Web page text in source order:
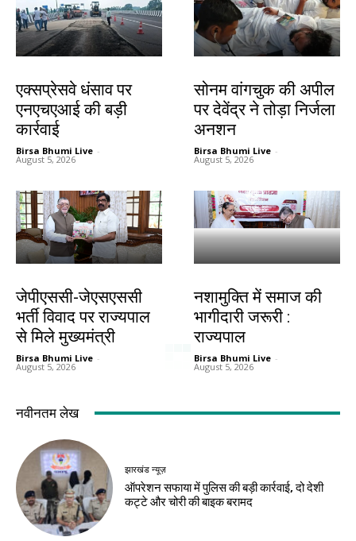
एक्सप्रेसवे धंसाव पर
एनएचएआई की बड़ी
कार्रवाई
Birsa Bhumi Live -
August 5, 2026
सोनम वांगचुक की अपील
पर देवेंद्र ने तोड़ा निर्जला
अनशन
Birsa Bhumi Live -
August 5, 2026
जेपीएससी-जेएसएससी
भर्ती विवाद पर राज्यपाल
से मिले मुख्यमंत्री
Birsa Bhumi Live -
August 5, 2026
नशामुक्ति में समाज की
भागीदारी जरूरी :
राज्यपाल
Birsa Bhumi Live -
August 5, 2026
नवीनतम लेख
झारखंड न्यूज़
ऑपरेशन सफाया में पुलिस की बड़ी कार्रवाई, दो देशी
कट्टे और चोरी की बाइक बरामद